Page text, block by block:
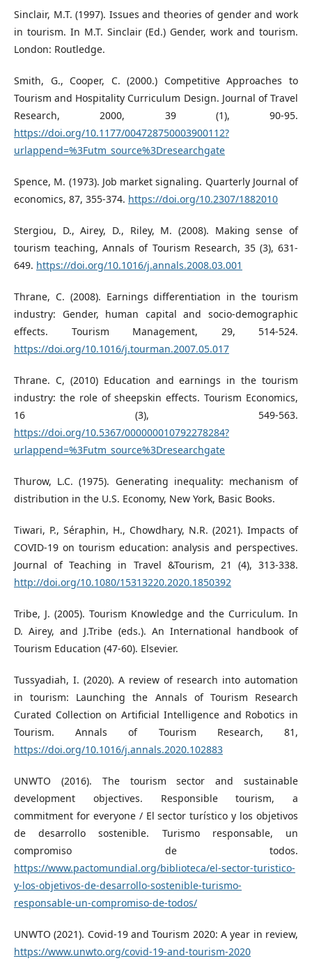
Sinclair, M.T. (1997). Issues and theories of gender and work
in tourism. In M.T. Sinclair (Ed.) Gender, work and tourism.
London: Routledge.
Smith, G., Cooper, C. (2000.) Competitive Approaches to
Tourism and Hospitality Curriculum Design. Journal of Travel
Research, 2000, 39 (1), 90-95.
https://doi.org/10.1177/004728750003900112?
urlappend=%3Futm_source%3Dresearchgate
Spence, M. (1973). Job market signaling. Quarterly Journal of
economics, 87, 355-374. https://doi.org/10.2307/1882010
Stergiou, D., Airey, D., Riley, M. (2008). Making sense of
tourism teaching, Annals of Tourism Research, 35 (3), 631-
649. https://doi.org/10.1016/j.annals.2008.03.001
Thrane, C. (2008). Earnings differentiation in the tourism
industry: Gender, human capital and socio-demographic
effects. Tourism Management, 29, 514-524.
https://doi.org/10.1016/j.tourman.2007.05.017
Thrane. C, (2010) Education and earnings in the tourism
industry: the role of sheepskin effects. Tourism Economics,
16 (3), 549-563.
https://doi.org/10.5367/000000010792278284?
urlappend=%3Futm_source%3Dresearchgate
Thurow, L.C. (1975). Generating inequality: mechanism of
distribution in the U.S. Economy, New York, Basic Books.
Tiwari, P., Séraphin, H., Chowdhary, N.R. (2021). Impacts of
COVID-19 on tourism education: analysis and perspectives.
Journal of Teaching in Travel &Tourism, 21 (4), 313-338.
http://doi.org/10.1080/15313220.2020.1850392
Tribe, J. (2005). Tourism Knowledge and the Curriculum. In
D. Airey, and J.Tribe (eds.). An International handbook of
Tourism Education (47-60). Elsevier.
Tussyadiah, I. (2020). A review of research into automation
in tourism: Launching the Annals of Tourism Research
Curated Collection on Artificial Intelligence and Robotics in
Tourism. Annals of Tourism Research, 81,
https://doi.org/10.1016/j.annals.2020.102883
UNWTO (2016). The tourism sector and sustainable
development objectives. Responsible tourism, a
commitment for everyone / El sector turístico y los objetivos
de desarrollo sostenible. Turismo responsable, un
compromiso de todos.
https://www.pactomundial.org/biblioteca/el-sector-turistico-
y-los-objetivos-de-desarrollo-sostenible-turismo-
responsable-un-compromiso-de-todos/
UNWTO (2021). Covid-19 and Tourism 2020: A year in review,
https://www.unwto.org/covid-19-and-tourism-2020